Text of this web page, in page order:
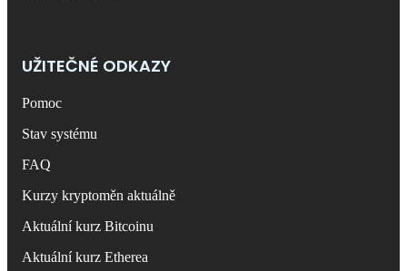
UŽITEČNÉ ODKAZY
Pomoc
Stav systému
FAQ
Kurzy kryptoměn aktuálně
Aktuální kurz Bitcoinu
Aktuální kurz Etherea